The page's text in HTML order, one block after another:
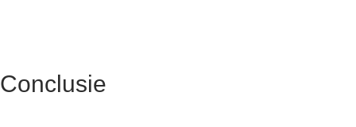
Conclusie